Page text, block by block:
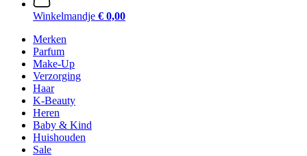
Winkelmandje € 0,00
Merken
Parfum
Make-Up
Verzorging
Haar
K-Beauty
Heren
Baby & Kind
Huishouden
Sale